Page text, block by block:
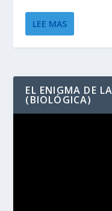
SEGÚN RICHARD
VIDA TIENE U...
DAWKINS Y EL DÍA
DISTINGUIENDO
EVOLUCIÓN DE
LA DEFINICI...
LA VIDA ES LO
UNIVERSO.
¡CREAMOS LA
MOMENTO…
LEE MAS
EL ENIGMA DE
(BIOLÓGICA)